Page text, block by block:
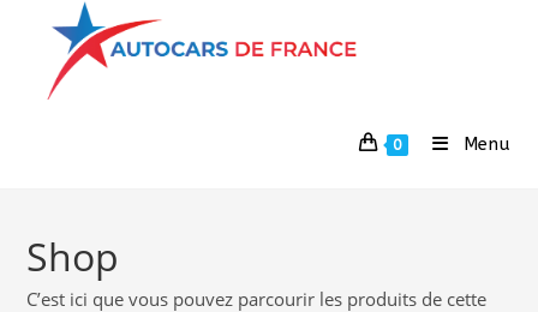
0 Menu
Shop
C’est ici que vous pouvez parcourir les produits de cette